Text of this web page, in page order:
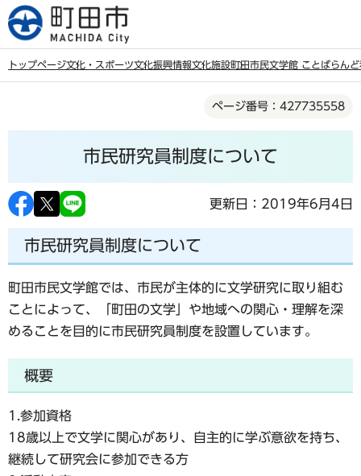
こ
の
す
トップページ文化・スポーツ文化振興情報文化施設町田市民文学館 ことばらんど
ら
ページ番号：427735558
市民研究員制度について
更新日：2019年6月4日
市民研究員制度について
町田市民文学館では、市民が主体的に文学研究に取り組む
ことによって、「町田の文学」や地域への関心・理解を深
めることを目的に市民研究員制度を設置しています。
概要
1.参加資格
18歳以上で文学に関心があり、自主的に学ぶ意欲を持ち、
継続して研究会に参加できる方